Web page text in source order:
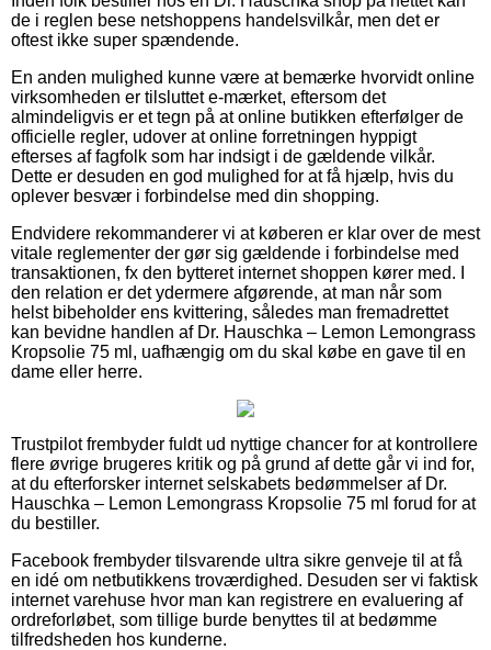
de i reglen bese netshoppens handelsvilkår, men det er
oftest ikke super spændende.
En anden mulighed kunne være at bemærke hvorvidt online
virksomheden er tilsluttet e-mærket, eftersom det
almindeligvis er et tegn på at online butikken efterfølger de
officielle regler, udover at online forretningen hyppigt
efterses af fagfolk som har indsigt i de gældende vilkår.
Dette er desuden en god mulighed for at få hjælp, hvis du
oplever besvær i forbindelse med din shopping.
Endvidere rekommanderer vi at køberen er klar over de mest
vitale reglementer der gør sig gældende i forbindelse med
transaktionen, fx den bytteret internet shoppen kører med. I
den relation er det ydermere afgørende, at man når som
helst bibeholder ens kvittering, således man fremadrettet
kan bevidne handlen af Dr. Hauschka – Lemon Lemongrass
Kropsolie 75 ml, uafhængig om du skal købe en gave til en
dame eller herre.
Trustpilot frembyder fuldt ud nyttige chancer for at kontrollere
flere øvrige brugeres kritik og på grund af dette går vi ind for,
at du efterforsker internet selskabets bedømmelser af Dr.
Hauschka – Lemon Lemongrass Kropsolie 75 ml forud for at
du bestiller.
Facebook frembyder tilsvarende ultra sikre genveje til at få
en idé om netbutikkens troværdighed. Desuden ser vi faktisk
internet varehuse hvor man kan registrere en evaluering af
ordreforløbet, som tillige burde benyttes til at bedømme
tilfredsheden hos kunderne.